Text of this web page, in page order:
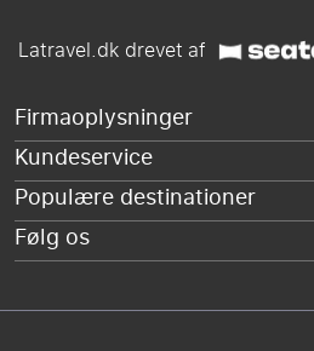
Latravel.dk drevet af
Firmaoplysninger
Kundeservice
Populære destinationer
Følg os